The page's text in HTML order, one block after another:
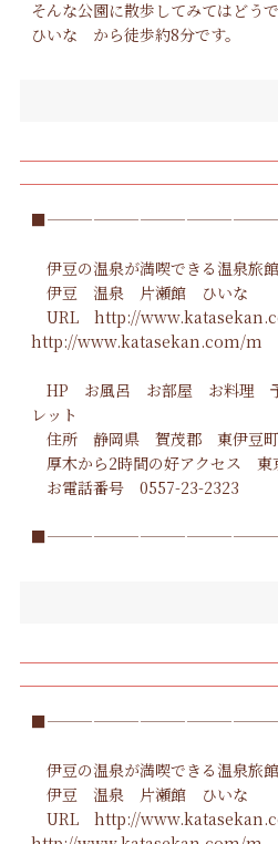
そんな公園に散歩してみてはどう
ひいな から徒歩約8分です。
伊豆の温泉が満喫できる温泉旅館
伊豆 温泉片瀬館 ひいな
URL http://
http://www.katasekan.com/m
HP お風呂 お部屋 お料理
レット
住所 静岡県 賀茂郡 東伊豆
厚木から2時間の好アクセス 東
お電話番号 0557-23-2323
伊豆の温泉が満喫できる温泉旅館
伊豆 温泉片瀬館 ひいな
URL http://